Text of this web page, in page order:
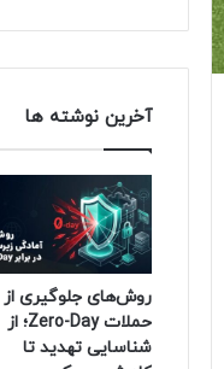
آخرین نوشته ها
روش‌های جلوگیری از
حملات Zero-Day؛ از
شناسایی تهدید تا